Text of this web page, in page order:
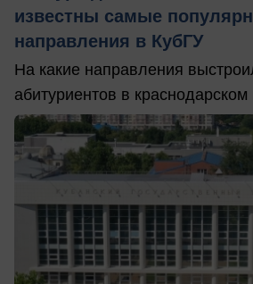
известны самые
направления в КубГУ
На какие направления
абитуриентов в краснодарском